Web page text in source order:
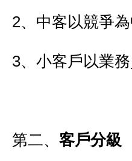
2、中客以競爭
3、小客戶以業
第二、 客戶分級